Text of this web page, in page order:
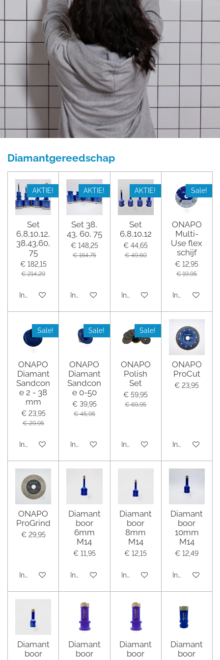
Diamantgereedschap
AKTIE!
Set
6,8,10,12,
38,43,60,
75
€ 182,15
€ 214,29
In winkelwagen
AKTIE!
Set 38,
43, 60, 75
€ 148,25
€ 164,75
In winkelwagen
AKTIE!
Set
6,8,10,12
€ 44,65
€ 49,60
In winkelwagen
Sale!
ONAPO
Multi-
Use flex
schijf
€ 12,95
€ 19,95
In
Sale!
ONAPO
Diamant
Sandcon
e 2 - 38
mm
€ 23,95
€ 29,95
In winkelwagen
Sale!
ONAPO
Diamant
Sandcon
e 0-50
€ 39,95
€ 45,95
In winkelwagen
Sale!
ONAPO
Polish
Set
€ 59,95
€ 69,95
In winkelwagen
ONAPO
ProCut
€ 23,95
In
ONAPO
ProGrind
€ 29,95
In winkelwagen
Diamant
boor
6mm
M14
€ 11,95
In winkelwagen
Diamant
boor
8mm
M14
€ 12,15
In winkelwagen
Diamant
boor
10mm
M14
€ 12,49
In
Diamant
boor
Diamant
boor
Diamant
boor
Diamant
boor